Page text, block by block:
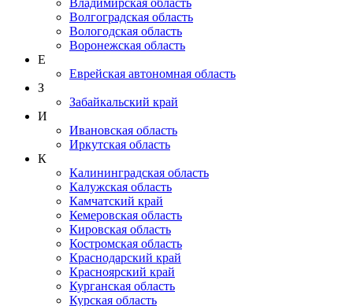
Владимирская область
Волгоградская область
Вологодская область
Воронежская область
Е
Еврейская автономная область
З
Забайкальский край
И
Ивановская область
Иркутская область
К
Калининградская область
Калужская область
Камчатский край
Кемеровская область
Кировская область
Костромская область
Краснодарский край
Красноярский край
Курганская область
Курская область